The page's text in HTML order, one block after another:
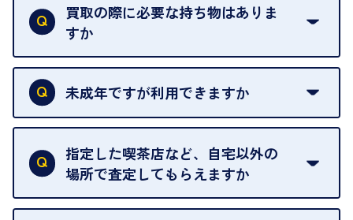
買取の際に必要な持ち物はありま
すか
本人確認書類をご用意ください。ご利用になれる書
類はこちらをご確認ください。
未成年ですが利用できますか
18歳未満の方は、保護者の同意があってもご利用い
ただけません。
指定した喫茶店など、自宅以外の
場所で査定してもらえますか
ご自宅以外での査定はお引き受けできません。ご指